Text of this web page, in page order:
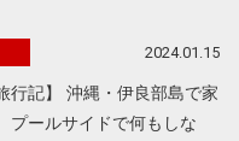
2024.01.15
行記】 沖縄・伊良部島で家
プールサイドで何もしな